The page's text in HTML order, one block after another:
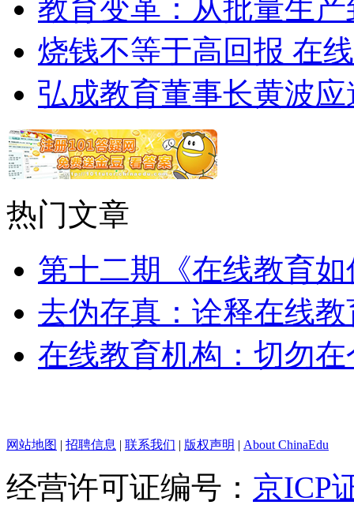
教育变革：从批量生
烧钱不等于高回报 在
弘成教育董事长黄波
热门文章
第十二期《在线教育
去伪存真：诠释在线教
在线教育机构：切勿
网站地图 | 招聘信息 | 联系我们 | 版权声明 | About ChinaEdu
经营许可证编号： 京ICP